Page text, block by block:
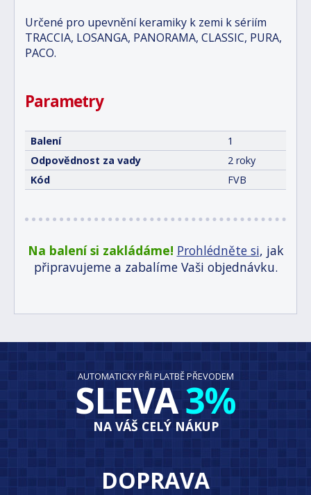
Určené pro upevnění keramiky k zemi k sériím
TRACCIA, LOSANGA, PANORAMA, CLASSIC, PURA,
PACO.
Parametry
Balení
1
Odpovědnost za vady
2 roky
Kód
FVB
Na balení si zakládáme! Prohlédněte si, jak
připravujeme a zabalíme Vaši objednávku.
AUTOMATICKY PŘI PLATBĚ PŘEVODEM
SLEVA3%
NA VÁŠ CELÝ NÁKUP
DOPRAVA